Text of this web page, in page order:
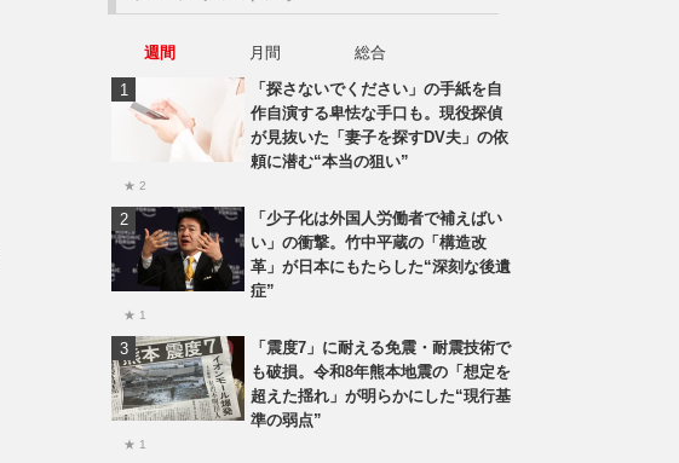
週間 月間
総合
「探さないでください」の手紙を自
作自演する卑怯な手口も。現役探偵
が見抜いた「妻子を探すDV夫」の依
頼に潜む“本当の狙い”
★ 2
「少子化は外国人労働者で補えばい
い」の衝撃。竹中平蔵の「構造改
革」が日本にもたらした“深刻な後遺
症”
★ 1
「震度7」に耐える免震・耐震技術で
も破損。令和8年熊本地震の「想定を
超えた揺れ」が明らかにした“現行基
準の弱点”
★ 1